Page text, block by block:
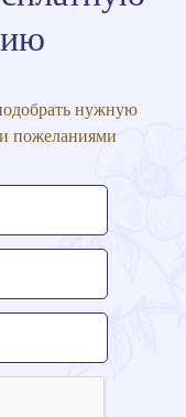
нужную
пожеланиями